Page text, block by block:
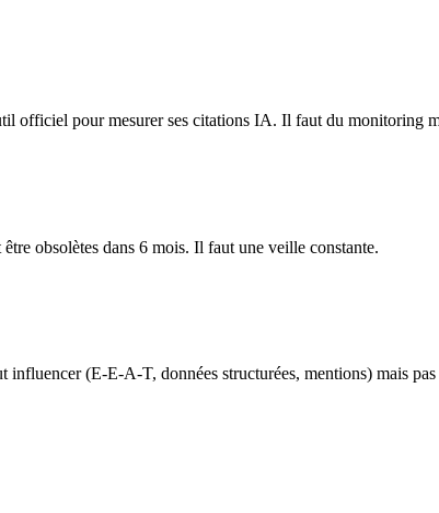
officiel pour mesurer ses citations IA. Il faut du monitoring
obsolètes dans 6 mois. Il faut une veille constante.
(E-E-A-T, données structurées, mentions) mais